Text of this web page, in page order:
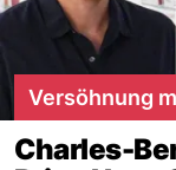
Versöhnung
Charles-